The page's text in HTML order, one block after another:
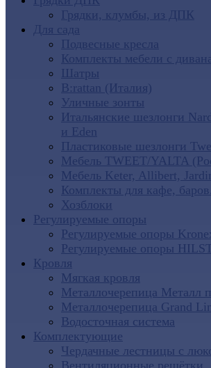
Грядки, клумбы, из ДПК
Для сада
Подвесные кресла
Комплекты мебели с
Шатры
B:rattan (Италия)
Уличные зонты
Итальянские шезлонги
и Eden
Пластиковые шезлонги
Мебель TWEET/YALTA
Мебель Keter, Allibert,
Комплекты для кафе, баров.
Хозблоки
Регулируемые опоры
Регулируемые опоры
Регулируемые опоры
Кровля
Мягкая кровля
Металлочерепица Металл
Металлочерепица Grand
Водосточная система
Комплектующие
Чердачные лестницы с
Вентиляционные решётки